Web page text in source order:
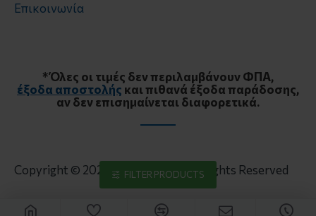
Επικοινωνία
* Όλες οι τιμές δεν περιλαμβάνουν ΦΠΑ,
έξοδα αποστολής και πιθανά έξοδα παράδοσης,
αν δεν επισημαίνεται διαφορετικά.
Copyright © 2024, Cormofrost, All Rights Reserved
FILTER PRODUCTS